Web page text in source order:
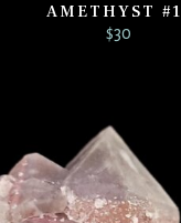
AMETHYST
$30